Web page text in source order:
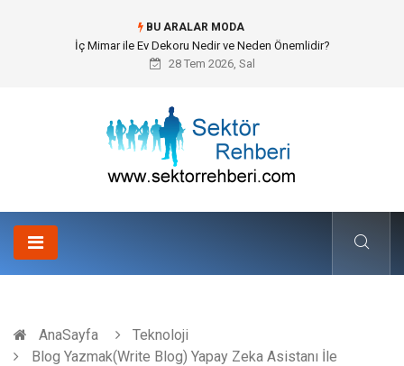
BU ARALAR MODA
Kuveyt Nakliye Süreçlerinde Stratejik Planlama ve Operasyonel Güven
28 Tem 2026, Sal
AnaSayfa
Teknoloji
Blog Yazmak(Write Blog) Yapay Zeka Asistanı İle